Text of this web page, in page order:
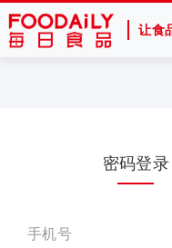
让食
密码登录
手机号